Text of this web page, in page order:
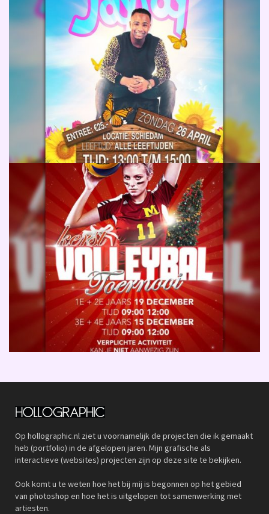
Op hollographic.nl ziet u voornamelijk de projecten die ik gemaakt
heb (portfolio) in de afgelopen jaren. Mijn grafische als
interactieve (websites) projecten zijn op deze site te bekijken.
Ook komt u te weten hoe het bij mij is begonnen op het gebied
van photoshop en hoe het is uitgelopen tot samenwerking met
artiesten.